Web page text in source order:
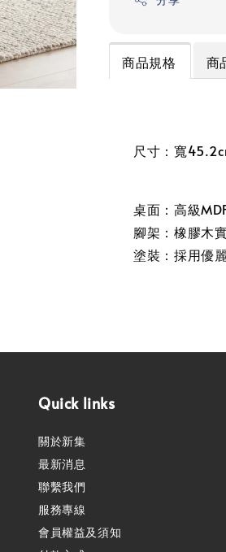
商品規格 商
尺寸：寬
桌面：高級
腳架：橡膠木
塗裝：採用優
Quick links
關於新集
最新消息
聯繫我們
服務專線
會員權益及須知